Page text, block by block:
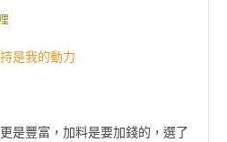
是我的動力
是豐富，加料是要加錢的，選了